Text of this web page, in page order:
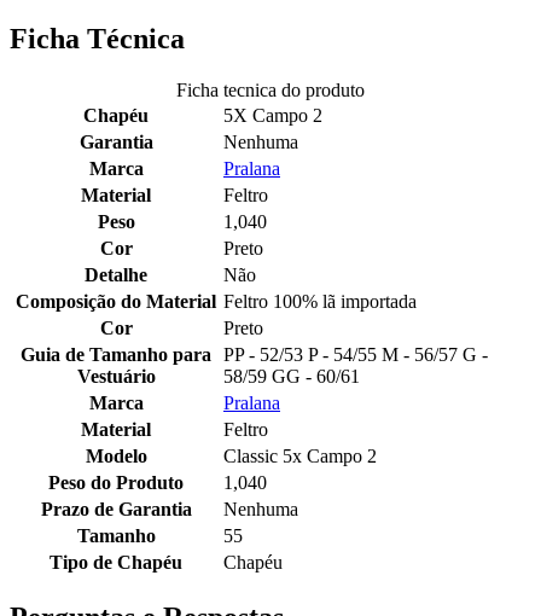
Ficha Técnica
Ficha tecnica do produto
Chapéu
5X Campo 2
Garantia
Nenhuma
Marca
Pralana
Material
Feltro
Peso
1,040
Cor
Preto
Detalhe
Não
Composição do Material Feltro 100% lã importada
Cor
Preto
Guia de Tamanho para
Vestuário
PP - 52/53 P - 54/55 M - 56/57 G -
58/59 GG - 60/61
Marca
Pralana
Material
Feltro
Modelo
Classic 5x Campo 2
Peso do Produto
1,040
Prazo de Garantia
Nenhuma
Tamanho
55
Tipo de Chapéu
Chapéu